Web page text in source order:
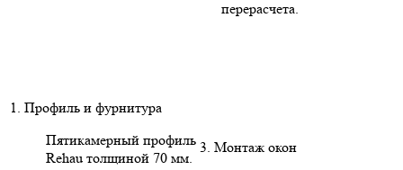
перерасчета.
1. Профиль и фурнитура
Пятикамерный профиль
Rehau толщиной 70 мм.
3. Монтаж окон